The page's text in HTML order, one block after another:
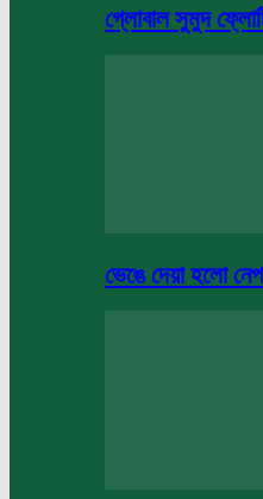
গ্লোবাল সুমুদ
ভেঙে দেয়া হলো